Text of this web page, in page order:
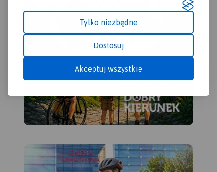
Tylko niezbędne
Dostosuj
Akceptuj wszystkie